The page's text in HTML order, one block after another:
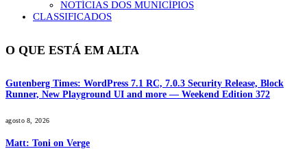
NOTÍCIAS DOS MUNICÍPIOS
CLASSIFICADOS
O QUE ESTÁ EM ALTA
Gutenberg Times: WordPress 7.1 RC, 7.0.3 Security Release, Block
Runner, New Playground UI and more — Weekend Edition 372
agosto 8, 2026
Matt: Toni on Verge